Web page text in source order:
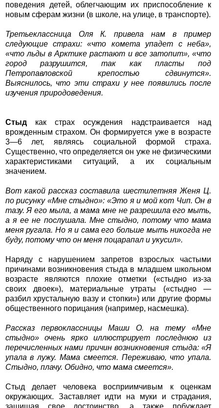
поведения детей, облегчающим их приспособление к
новым сферам жизни (в школе, на улице, в транспорте).
Третьеклассница Оля К. привела нам в пример
следующие страхи: «что комета упадет с неба»,
«что льды в Арктике растают и все затопит», «что
город разрушится, так как пласты под
Петропавловской крепостью сдвинутся».
Выяснилось, что эти страхи у нее появились после
изучения природоведения.
Стыдкак страх осуждения надстраивается над
врожденным страхом. Он формируется уже в возрасте
3—6 лет, являясь социальной формой страха.
Существенно, что определяется он уже не физическими
характеристиками ситуаций, а их социальным
значением.
Вот какой рассказ составила шестилетняя Женя Ц.
по рисунку «Мне стыдно»: «Это я и мой кот Чип. Он в
тазу. Я его мыла, а мама мне не разрешила его мыть,
а я ее не послушала. Мне стыдно, потому что мама
меня ругала. Но я и сама его больше мыть никогда не
буду, потому что он меня поцарапал и укусил».
Наряду с нарушением запретов взрослых частыми
причинами возникновения стыда в младшем школьном
возрасте являются плохие отметки («стыдно из-за
своих двоек»), материальные утраты («стыдно —
разбил хрустальную вазу и стопки») или другие формы
общественного порицания (например, насмешка).
Рассказ первоклассницы Маши О. на тему «Мне
стыдно» очень ярко иллюстрирует последнюю из
перечисленных нами причин возникновения стыда: «Я
упала в лужу. Мама смеется. Переживаю, что упала.
Стыдно, плачу. Обидно, что мама смеется».
Стыд делает человека восприимчивым к оценкам
окружающих. Заставляет идти на муки и страдания,